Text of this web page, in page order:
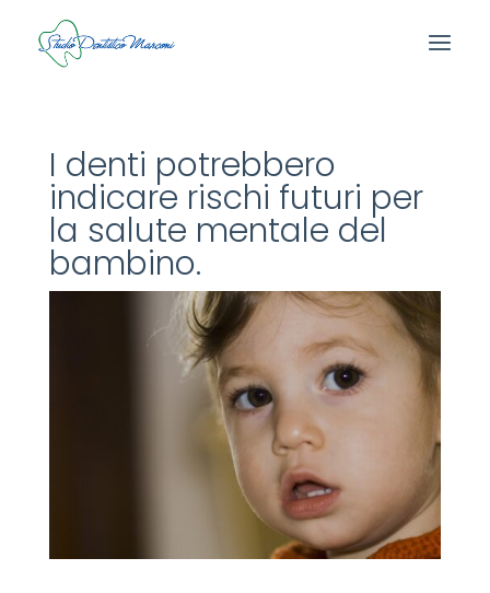
I denti potrebbero
indicare rischi futuri per
la salute mentale del
bambino.